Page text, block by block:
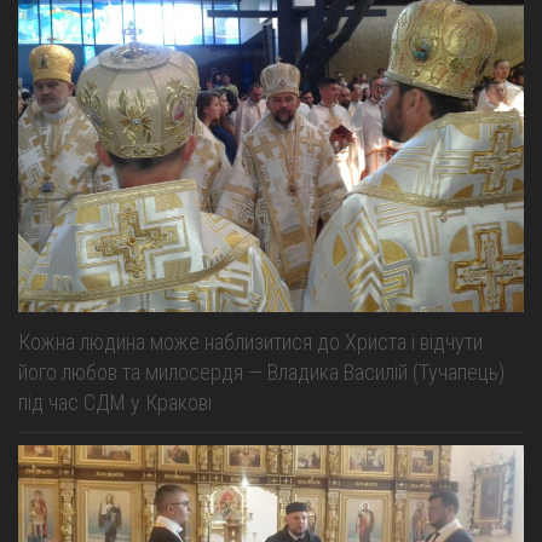
Кожна людина може наблизитися до Христа і відчути
його любов та милосердя — Владика Василій (Тучапець)
під час СДМ у Кракові